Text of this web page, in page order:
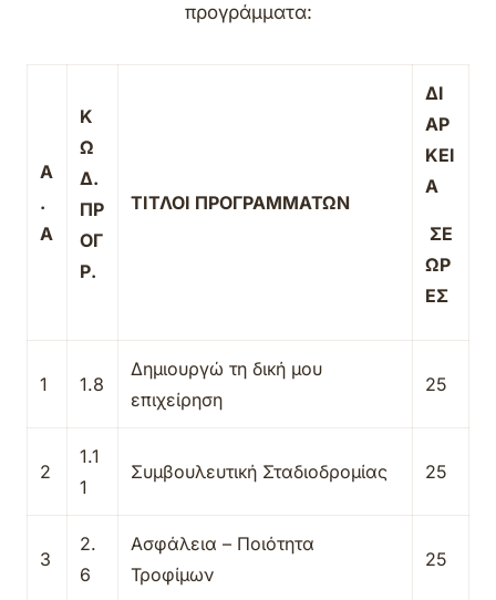
προγράμματα:
Α
.
Α
Κ
Ω
Δ.
ΠΡ
ΟΓ
Ρ.
ΤΙΤΛΟΙ ΠΡΟΓΡΑΜΜΑΤΩΝ
ΔΙ
ΑΡ
ΚΕΙ
Α
ΣΕ
ΩΡ
ΕΣ
1 1.8
Δημιουργώ τη δική μου
επιχείρηση
25
2
1.1
1
Συμβουλευτική Σταδιοδρομίας 25
3
2.
6
Ασφάλεια – Ποιότητα
Τροφίμων
25